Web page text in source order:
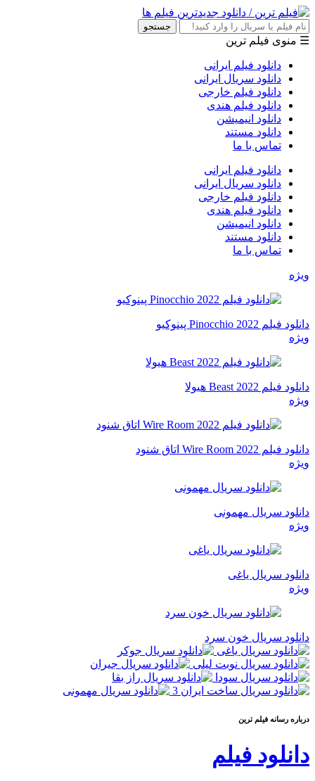
جستجو
☰ منوی فیلم ترین
دانلود فیلم ایرانی
دانلود سریال ایرانی
دانلود فیلم خارجی
دانلود فیلم هندی
دانلود انیمیشن
دانلود مستند
تماس با ما
دانلود فیلم ایرانی
دانلود سریال ایرانی
دانلود فیلم خارجی
دانلود فیلم هندی
دانلود انیمیشن
دانلود مستند
تماس با ما
ویژه
دانلود فیلم Pinocchio 2022 پینوکیو
ویژه
دانلود فیلم Beast 2022 هیولا
ویژه
دانلود فیلم Wire Room 2022 اتاق شنود
ویژه
دانلود سریال مهمونی
ویژه
دانلود سریال یاغی
ویژه
دانلود سریال خون سرد
درباره رسانه فيلم ترين
دانلود فیلم